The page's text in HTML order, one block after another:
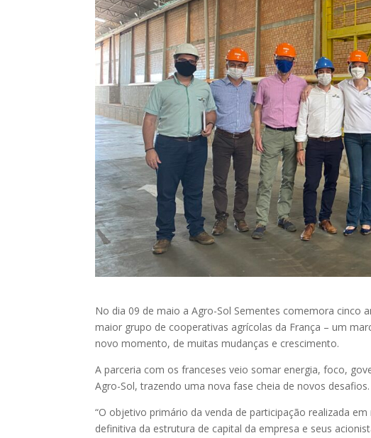
No dia 09 de maio a Agro-Sol Sementes comemora cinco
maior grupo de cooperativas agrícolas da França – um
novo momento, de muitas mudanças e crescimento.
A parceria com os franceses veio somar energia, foco,
Agro-Sol, trazendo uma nova fase cheia de novos desafios.
“O objetivo primário da venda de participação realizada
definitiva da estrutura de capital da empresa e seus